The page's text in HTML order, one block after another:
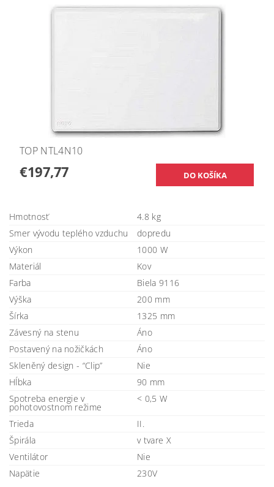
TOP NTL4N10
€197,77
Hmotnosť
4.8 kg
Smer vývodu teplého vzduchu
dopredu
Výkon
1000 W
Materiál
Kov
Farba
Biela 9116
Výška
200 mm
Šírka
1325 mm
Závesný na stenu
Áno
Postavený na nožičkách
Áno
Skleněný design - “Clip”
Nie
Hĺbka
90 mm
Spotreba energie v
pohotovostnom režime
< 0,5 W
Trieda
II.
Špirála
v tvare X
Ventilátor
Nie
Napätie
230V